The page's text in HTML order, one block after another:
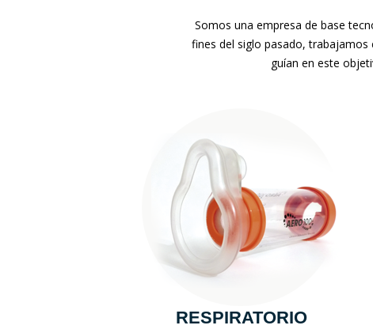
Somos una empresa de base
fines del siglo pasado,
guían en este
RESPIRATORIO